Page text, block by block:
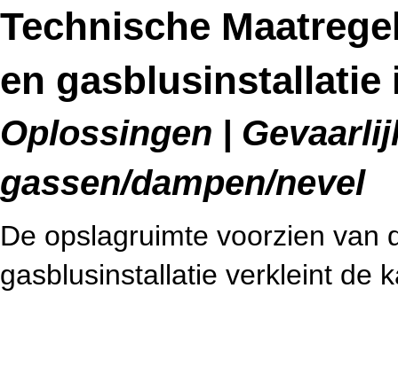
Technische
en gasblusinstallatie
Oplossingen |
gassen/dampen/nevel
De opslagruimte voorzien van
gasblusinstallatie verkleint de